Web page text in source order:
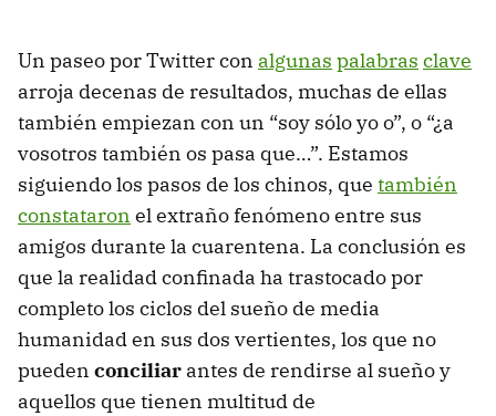
Un paseo por Twitter con algunas palabras clave
arroja decenas de resultados, muchas de ellas
también empiezan con un “soy sólo yo o”, o “¿a
vosotros también os pasa que…”. Estamos
siguiendo los pasos de los chinos, que también
constataron el extraño fenómeno entre sus
amigos durante la cuarentena. La conclusión es
que la realidad confinada ha trastocado por
completo los ciclos del sueño de media
humanidad en sus dos vertientes, los que no
pueden conciliar antes de rendirse al sueño y
aquellos que tienen multitud de